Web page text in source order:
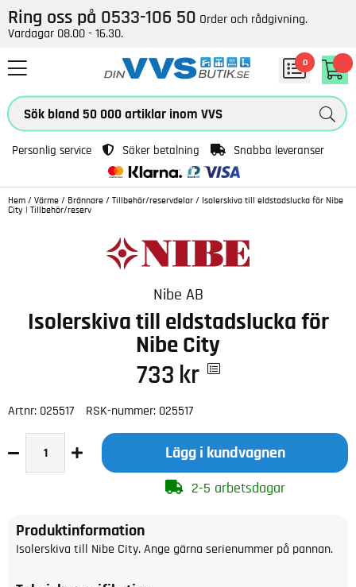
Ring oss på 0533-106 50 Order och rådgivning.
Vardagar 08.00 - 16.30.
0
Personlig service Säker betalning Snabba leveranser
Hem / Värme / Brännare / Tillbehör/reservdelar / Isolerskiva till eldstadslucka för Nibe
City | Tillbehör/reserv
Nibe AB
Isolerskiva till eldstadslucka för
Nibe City
733 kr
Artnr: 025517 RSK-nummer: 025517
Lägg i kundvagnen
2-5 arbetsdagar
Produktinformation
Isolerskiva till Nibe City. Ange gärna serienummer på pannan.